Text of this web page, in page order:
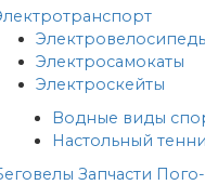
Электросамокаты
Электроскейты
Водные виды
Настольный
Запчасти